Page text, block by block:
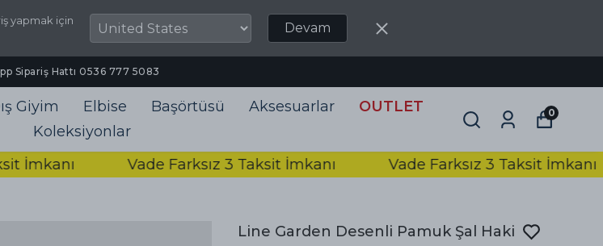
yapmak için
Devam
Giyim Elbise Başörtüsü Aksesuarlar
OUTLET
Koleksiyonlar
0
Vade Farksız 3 Taksit İmkanı Vade Farksız 3 Taksit İmkanı
Line Garden Desenli Pamuk Şal Haki